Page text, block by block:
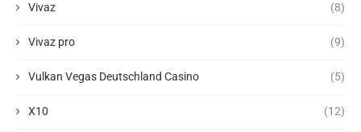
Vivaz (8)
Vivaz pro (9)
Vulkan Vegas Deutschland Casino (5)
X10 (12)